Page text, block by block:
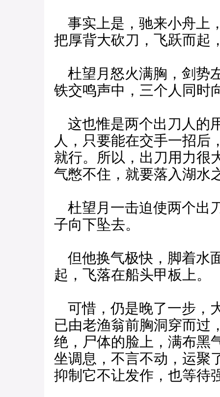
事实上是，驰来小舟上
把厚背大砍刀，飞跃而起
杜望月怒火满胸，剑势
铁交鸣声中，三个人同时
这也惟是两个出刀人的
人，只要能在交手一招后
就行。所以，出刀用力很
气憋不住，就要落入湖水
杜望月一击迫使两个出
子向下坠去。
但他换气极快，脚着水
起，飞落在船头甲板上。
可惜，仍是晚了一步，
已由老渔翁前胸洞穿而过
绝，尸体的脸上，满布黑
坐调息，不言不动，运聚
抑制它不让发作，也等待